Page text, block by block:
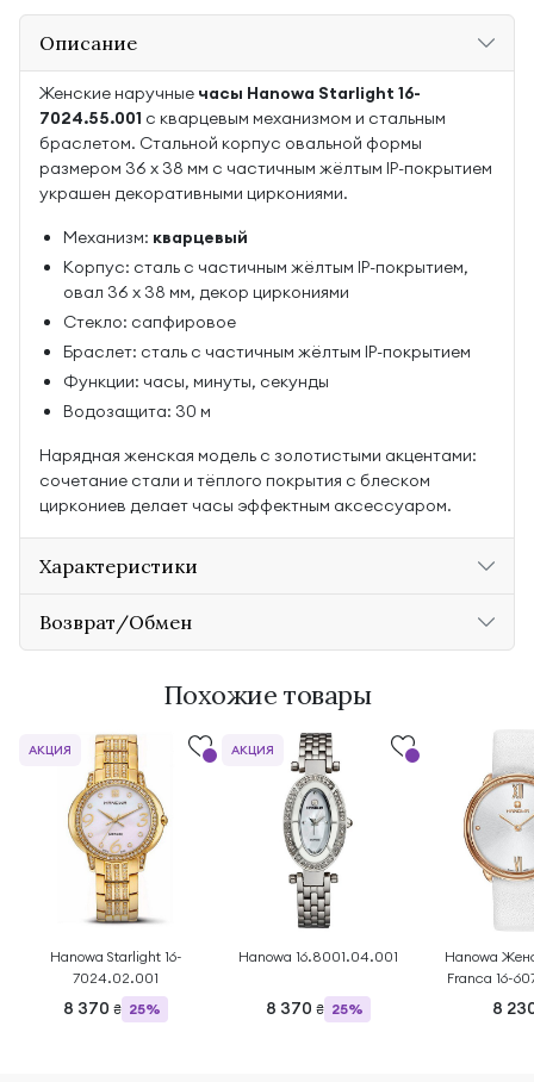
Описание
Женские наручные часы Hanowa Starlight 16-
7024.55.001 с кварцевым механизмом и стальным
браслетом. Стальной корпус овальной формы
размером 36 x 38 мм с частичным жёлтым IP-покрытием
украшен декоративными циркониями.
Механизм: кварцевый
Корпус: сталь с частичным жёлтым IP-покрытием,
овал 36 x 38 мм, декор циркониями
Стекло: сапфировое
Браслет: сталь с частичным жёлтым IP-покрытием
Функции: часы, минуты, секунды
Водозащита: 30 м
Нарядная женская модель с золотистыми акцентами:
сочетание стали и тёплого покрытия с блеском
циркониев делает часы эффектным аксессуаром.
Характеристики
Возврат/Обмен
Похожие товары
Hanowa Starlight 16-
7024.02.001
8 370 ₴ 25%
АКЦИЯ
Hanowa 16.8001.04.001
8 370 ₴ 25%
АКЦИЯ
Hanowa
Franca 16-
8